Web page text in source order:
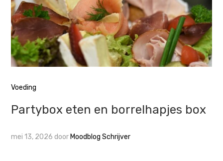
Voeding
Partybox eten en borrelhapjes box
mei 13, 2026 door Moodblog Schrijver